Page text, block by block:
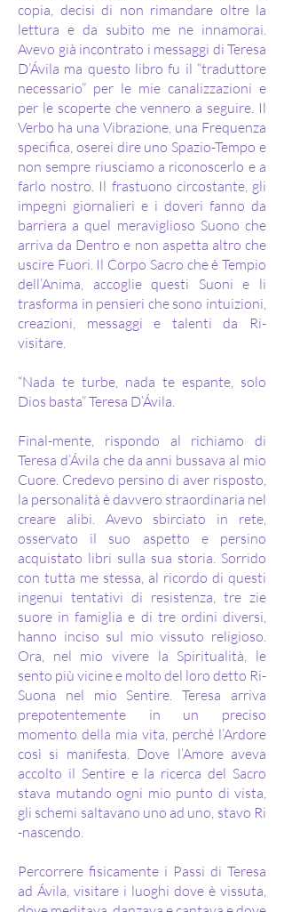
copia, decisi di non rimandare oltre la
lettura e da subito me ne innamorai.
Avevo già incontrato i messaggi di Teresa
D’Ávila ma questo libro fu il “traduttore
necessario” per le mie canalizzazioni e
per le scoperte che vennero a seguire. Il
Verbo ha una Vibrazione, una Frequenza
specifica, oserei dire uno Spazio-Tempo e
non sempre riusciamo a riconoscerlo e a
farlo nostro. Il frastuono circostante, gli
impegni giornalieri e i doveri fanno da
barriera a quel meraviglioso Suono che
arriva da Dentro e non aspetta altro che
uscire Fuori. Il Corpo Sacro che è Tempio
dell’Anima, accoglie questi Suoni e li
trasforma in pensieri che sono intuizioni,
creazioni, messaggi e talenti da Ri-
visitare.
“Nada te turbe, nada te espante, solo
Dios basta” Teresa D’Ávila.
Final-mente, rispondo al richiamo di
Teresa d’Ávila che da anni bussava al mio
Cuore. Credevo persino di aver risposto,
la personalità è davvero straordinaria nel
creare alibi. Avevo sbirciato in rete,
osservato il suo aspetto e persino
acquistato libri sulla sua storia. Sorrido
con tutta me stessa, al ricordo di questi
ingenui tentativi di resistenza, tre zie
suore in famiglia e di tre ordini diversi,
hanno inciso sul mio vissuto religioso.
Ora, nel mio vivere la Spiritualità, le
sento più vicine e molto del loro detto Ri-
Suona nel mio Sentire. Teresa arriva
prepotentemente in un preciso
momento della mia vita, perché l’Ardore
così si manifesta. Dove l’Amore aveva
accolto il Sentire e la ricerca del Sacro
stava mutando ogni mio punto di vista,
gli schemi saltavano uno ad uno, stavo Ri
-nascendo.
Percorrere fisicamente i Passi di Teresa
ad Ávila, visitare i luoghi dove è vissuta,